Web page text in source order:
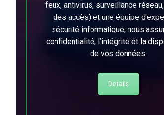
feux, antivirus, surveillance
des accès) et une équipe
sécurité informatique, nous
confidentialité, l’intégrité et la
de vos données.
Details